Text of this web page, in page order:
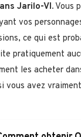
Jarilo-VI.Vous
vos
ce qui est
pratiquement
les acheter
vous avez